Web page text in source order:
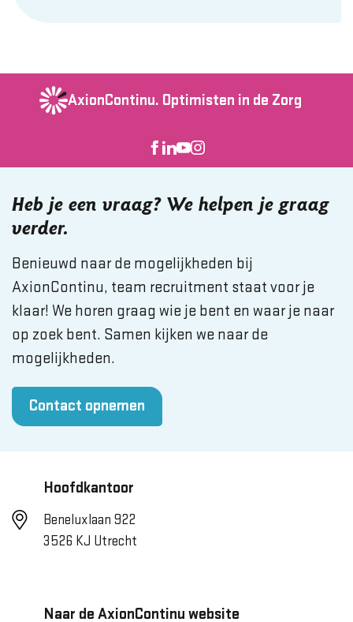
AxionContinu. Optimisten in de Zorg
Heb je een vraag? We helpen je graag
verder.
Benieuwd naar de mogelijkheden bij
AxionContinu, team recruitment staat voor je
klaar! We horen graag wie je bent en waar je naar
op zoek bent. Samen kijken we naar de
mogelijkheden.
Contact opnemen
Hoofdkantoor
Beneluxlaan 922
3526 KJ Utrecht
Naar de AxionContinu website